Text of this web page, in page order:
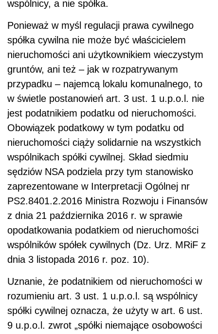
wspólnicy, a nie spółka.
Ponieważ w myśl regulacji prawa cywilnego
spółka cywilna nie może być właścicielem
nieruchomości ani użytkownikiem wieczystym
gruntów, ani też – jak w rozpatrywanym
przypadku – najemcą lokalu komunalnego, to
w świetle postanowień art. 3 ust. 1 u.p.o.l. nie
jest podatnikiem podatku od nieruchomości.
Obowiązek podatkowy w tym podatku od
nieruchomości ciąży solidarnie na wszystkich
wspólnikach spółki cywilnej. Skład siedmiu
sędziów NSA podziela przy tym stanowisko
zaprezentowane w Interpretacji Ogólnej nr
PS2.8401.2.2016 Ministra Rozwoju i Finansów
z dnia 21 października 2016 r. w sprawie
opodatkowania podatkiem od nieruchomości
wspólników spółek cywilnych (Dz. Urz. MRiF z
dnia 3 listopada 2016 r. poz. 10).
Uznanie, że podatnikiem od nieruchomości w
rozumieniu art. 3 ust. 1 u.p.o.l. są wspólnicy
spółki cywilnej oznacza, że użyty w art. 6 ust.
9 u.p.o.l. zwrot „spółki niemające osobowości